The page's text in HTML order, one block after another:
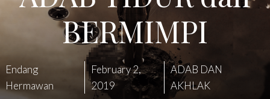
BERMIMPI
Endang
Hermawan
February 2,
2019
ADAB DAN
AKHLAK